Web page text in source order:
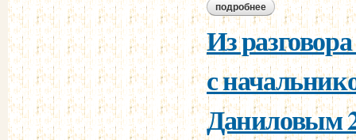
подробнее о телеграмма
командующему 42
Из
с
Даниловым